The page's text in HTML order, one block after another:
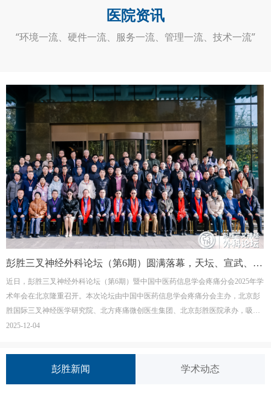
彭胜三叉神经外科论坛（第6期）圆满落幕，天坛、宣武、中
日等医院专家聚首论道
近日，彭胜三叉神经外科论坛（第6期）暨中国中医药信息学会疼痛分会2025年学
术年会在北京隆重召开。本次论坛由中国中医药信息学会疼痛分会主办，北京彭
胜国际三叉神经医学研究院、北方疼痛微创医生集团、北京彭胜医院承办，吸引
了来自业界内外的广泛关注与参与。
2025-12-04
彭胜新闻 学术动态
医院资讯
“环境一流、硬件一流、服务一流、管理一流、技术一流”